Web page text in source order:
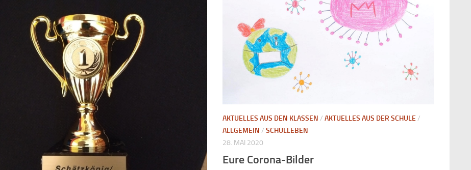
AKTUELLES AUS DEN KLASSEN / AKTUELLES AUS DER SCHULE/
ALLGEMEIN / SCHULLEBEN
28. MAI 2020
Eure Corona-Bilder